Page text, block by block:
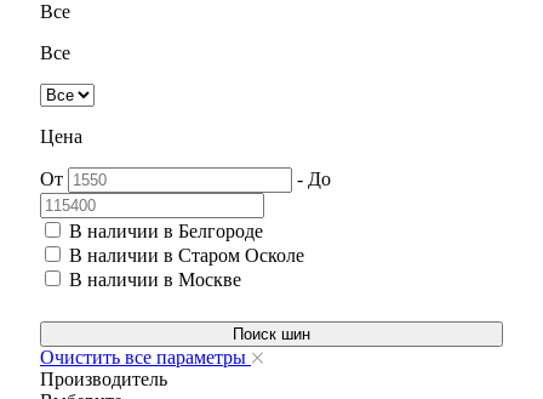
Все
Все
Цена
От - До
В наличии в Белгороде
В наличии в Старом Осколе
В наличии в Москве
Поиск шин
Очистить все параметры
Производитель